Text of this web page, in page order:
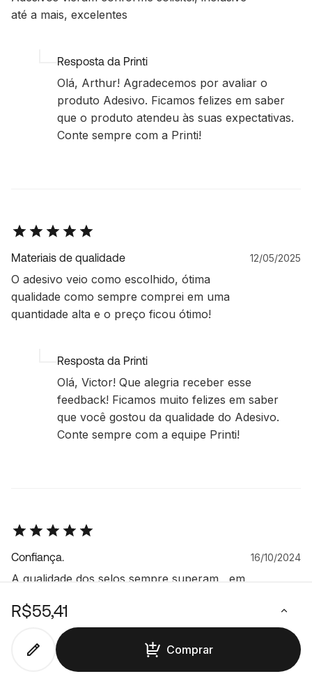
R$55,41
Comprar
até a mais, excelentes
Resposta da Printi
Olá, Arthur! Agradecemos por avaliar o
produto Adesivo. Ficamos felizes em saber
que o produto atendeu às suas expectativas.
Conte sempre com a Printi!
Materiais de qualidade
O adesivo veio como escolhido, ótima
qualidade como sempre comprei em uma
quantidade alta e o preço ficou ótimo!
12/05/2025
Resposta da Printi
Olá, Victor! Que alegria receber esse
feedback! Ficamos muito felizes em saber
que você gostou da qualidade do Adesivo.
Conte sempre com a equipe Printi!
Confiança.
A qualidade dos selos sempre superam , em
16/10/2024